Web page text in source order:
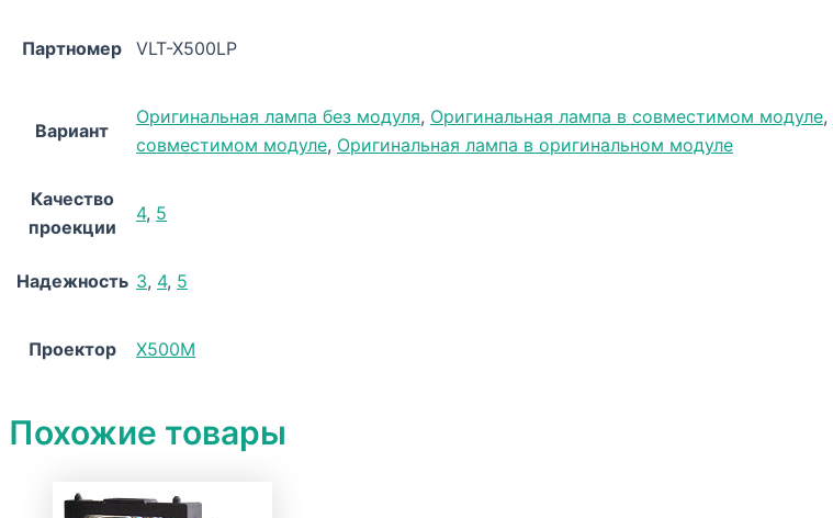
Партномер VLT-X500LP
Вариант
Оригинальная лампа без модуля, Оригинальная лампа в совместимом модуле,
совместимом модуле, Оригинальная лампа в оригинальном модуле
Качество
проекции
4, 5
Надежность 3, 4, 5
Проектор X500M
Похожие товары